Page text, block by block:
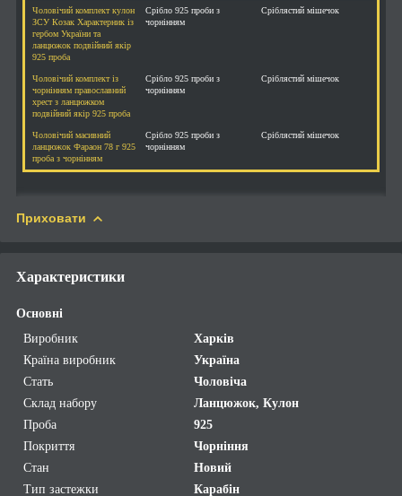
Чоловічий комплект кулон
ЗСУ Козак Характерник із
гербом України та
ланцюжок подвійний якір
925 проба
Срібло 925 проби з
чорнінням
Сріблястий мішечок
Чоловічий комплект із
чорнінням православний
хрест з ланцюжком
подвійний якір 925 проба
Срібло 925 проби з
чорнінням
Сріблястий мішечок
Чоловічий масивний
ланцюжок Фараон 78 г 925
проба з чорнінням
Срібло 925 проби з
чорнінням
Сріблястий мішечок
Приховати
Характеристики
Основні
Виробник
Харків
Країна виробник
Україна
Стать
Чоловіча
Склад набору
Ланцюжок, Кулон
Проба
925
Покриття
Чорніння
Стан
Новий
Тип застежки
Карабін